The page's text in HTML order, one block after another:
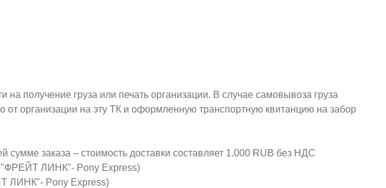
получение груза или печать организации. В случае самовывоза груза
от организации на эту ТК и оформленную транспортную квитанцию на забор
заказа – стоимость доставки составляет 1.000 RUB без НДС
"ФРЕЙТ ЛИНК"- Pony Express)
ЛИНК"- Pony Express)